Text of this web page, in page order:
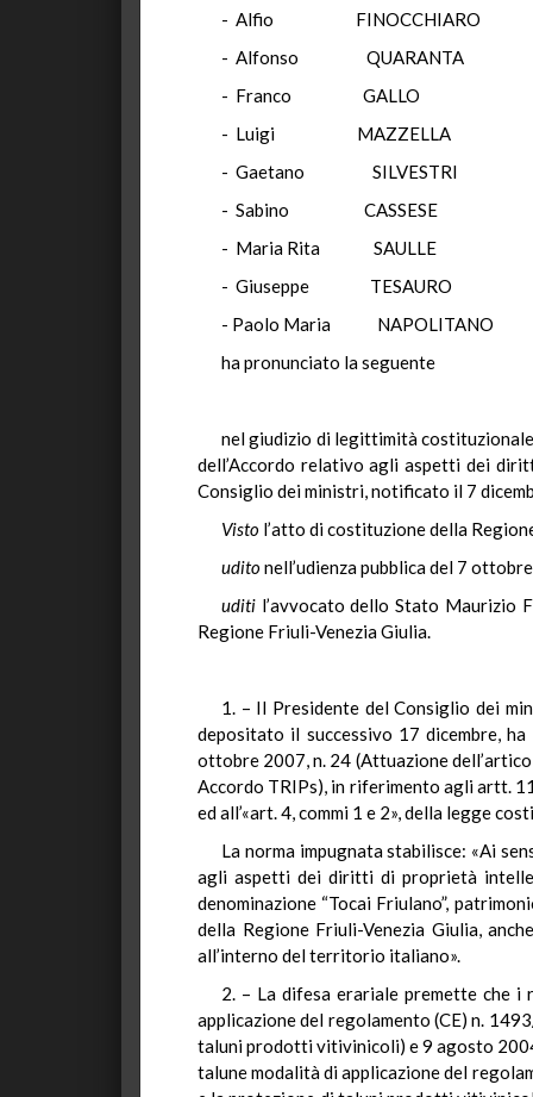
- Alfio
- Alfonso
- Franco GALLO
- Luigi
- Gaetano
- Sabino
- Maria Rita
- Giuseppe
- Paolo Maria
ha pronunciato la seguente
nel giudizio di legittimità
dell’Accordo relativo agli aspetti dei
Consiglio dei ministri, notificato il 7
Visto l’atto di costituzione della
uditonell’udienza pubblica del 7
uditi l’avvocato dello Stato Maurizio
Regione Friuli-Venezia Giulia.
1. – Il Presidente del Consiglio dei
depositato il successivo 17 dicembre,
ottobre 2007, n. 24 (Attuazione
Accordo TRIPs), in riferimento agli artt.
ed all’«art. 4, commi 1 e 2», della legge
La norma impugnata stabilisce: «Ai
agli aspetti dei diritti di proprietà
denominazione “Tocai Friulano”,
della Regione Friuli-Venezia Giulia,
all’interno del territorio italiano».
2. – La difesa erariale premette che i
applicazione del regolamento (CE) n.
taluni prodotti vitivinicoli) e 9 agosto
talune modalità di applicazione del